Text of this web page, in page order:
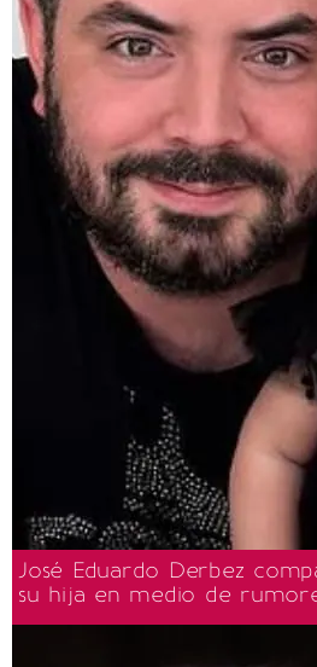
José Eduardo Derbez
su hija en medio de